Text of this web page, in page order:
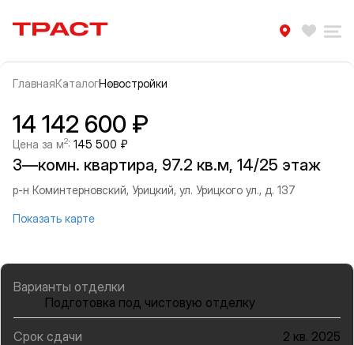
Траст | Служба недвижимости
ГлавнаяКаталогНовостройки
Информация об объекте
Галерея
14 142 600 ₽
Цена за м2: 145 500 ₽
3—комн. квартира, 97.2 кв.м, 14/25 этаж
р-н Коминтерновский, Урицкий, ул. Урицкого ул., д. 137
Показать карте
Варианты отделки
Подготовка под чистовую отделку
Срок сдачи 2 кв. 2025